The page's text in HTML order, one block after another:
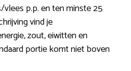
vlees p.p. en ten minste 25
vind je
zout, eiwitten en
portie komt niet boven